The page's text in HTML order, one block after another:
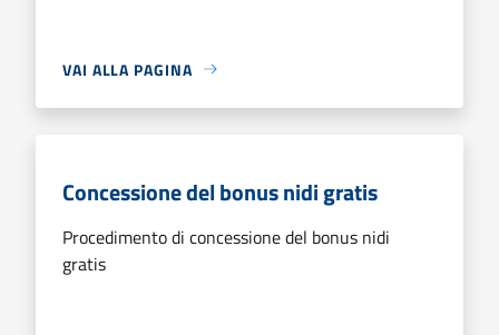
VAI ALLA PAGINA
Concessione del bonus nidi gratis
Procedimento di concessione del bonus nidi
gratis